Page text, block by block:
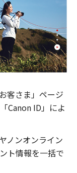
客さま」ページ
Canon ID」によ
ノンオンライン
ト情報を一括で